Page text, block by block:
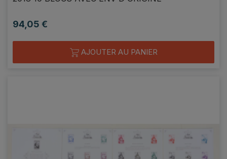
Prix
94,05 €
AJOUTER AU PANIER